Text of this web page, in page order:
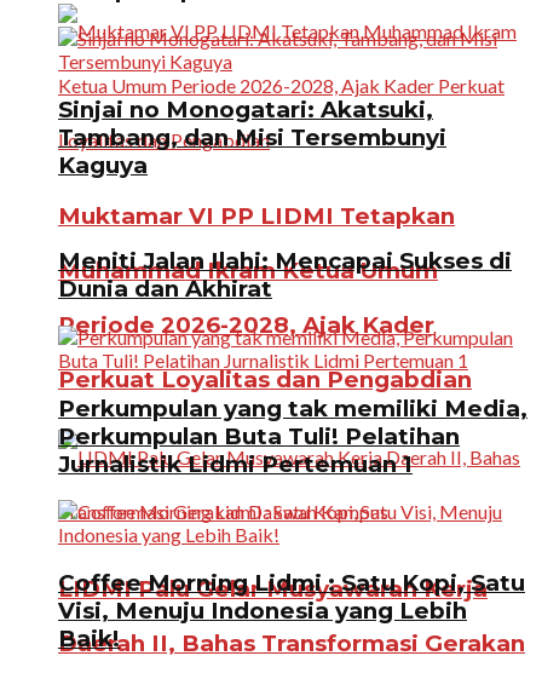
Muktamar VI PP LIDMI Tetapkan
Muhammad Ikram Ketua Umum
Periode 2026-2028, Ajak Kader
Perkuat Loyalitas dan Pengabdian
LIDMI Palu Gelar Musyawarah Kerja
Daerah II, Bahas Transformasi Gerakan
Sinjai no Monogatari: Akatsuki,
Tambang, dan Misi Tersembunyi
Kaguya
Meniti Jalan Ilahi: Mencapai Sukses di
Dunia dan Akhirat
Perkumpulan yang tak memiliki Media,
Perkumpulan Buta Tuli! Pelatihan
Jurnalistik Lidmi Pertemuan 1
Coffee Morning Lidmi : Satu Kopi, Satu
Visi, Menuju Indonesia yang Lebih
Baik!